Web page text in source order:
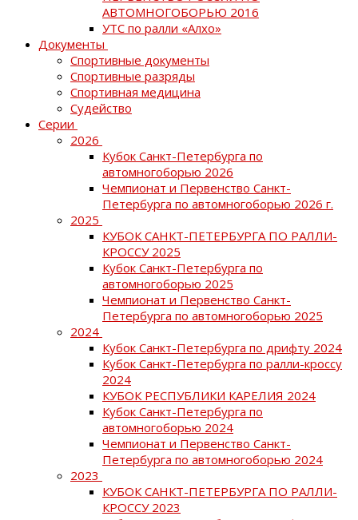
АВТОМНОГОБОРЬЮ 2016
УТС по ралли «Алхо»
Документы
Спортивные документы
Спортивные разряды
Спортивная медицина
Судейство
Серии
2026
Кубок Санкт-Петербурга по
автомногоборью 2026
Чемпионат и Первенство Санкт-
Петербурга по автомногоборью 2026 г.
2025
КУБОК САНКТ-ПЕТЕРБУРГА ПО РАЛЛИ-
КРОССУ 2025
Кубок Санкт-Петербурга по
автомногоборью 2025
Чемпионат и Первенство Санкт-
Петербурга по автомногоборью 2025
2024
Кубок Санкт-Петербурга по дрифту 2024
Кубок Санкт-Петербурга по ралли-кроссу
2024
КУБОК РЕСПУБЛИКИ КАРЕЛИЯ 2024
Кубок Санкт-Петербурга по
автомногоборью 2024
Чемпионат и Первенство Санкт-
Петербурга по автомногоборью 2024
2023
КУБОК САНКТ-ПЕТЕРБУРГА ПО РАЛЛИ-
КРОССУ 2023